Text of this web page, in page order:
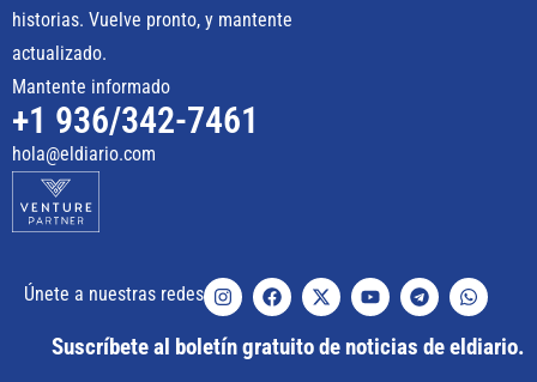
historias. Vuelve pronto, y mantente
actualizado.
Mantente informado
+1 936/342-7461
hola@eldiario.com
Únete a nuestras redes
Suscríbete al boletín gratuito de noticias de eldiario.